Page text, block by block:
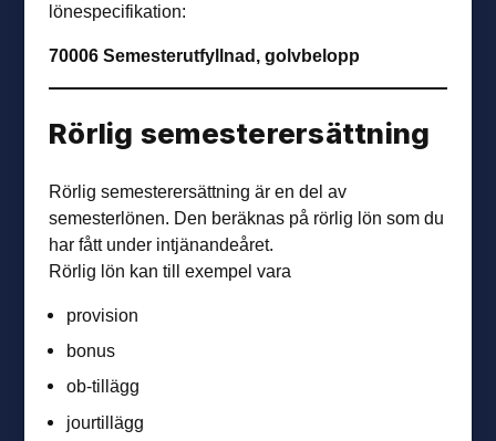
lönespecifikation:
70006 Semesterutfyllnad, golvbelopp
Rörlig semester­ersättning
Rörlig semesterersättning är en del av
semesterlönen. Den beräknas på rörlig lön som du
har fått under intjänandeåret.
Rörlig lön kan till exempel vara
provision
bonus
ob-tillägg
jourtillägg